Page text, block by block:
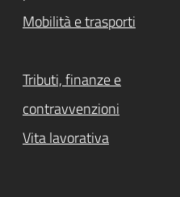
Mobilità e trasporti
Tributi, finanze e
contravvenzioni
Vita lavorativa